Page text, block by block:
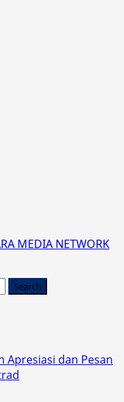
MEDIA NETWORK
Apresiasi dan Pesan